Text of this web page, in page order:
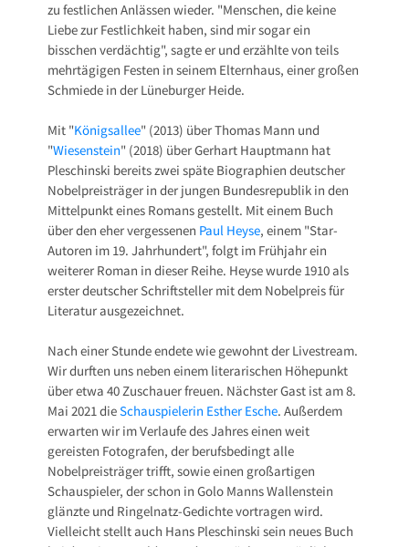
zu festlichen Anlässen wieder. "Menschen, die keine
Liebe zur Festlichkeit haben, sind mir sogar ein
bisschen verdächtig", sagte er und erzählte von teils
mehrtägigen Festen in seinem Elternhaus, einer großen
Schmiede in der Lüneburger Heide.
Mit "Königsallee" (2013) über Thomas Mann und
"Wiesenstein" (2018) über Gerhart Hauptmann hat
Pleschinski bereits zwei späte Biographien deutscher
Nobelpreisträger in der jungen Bundesrepublik in den
Mittelpunkt eines Romans gestellt. Mit einem Buch
über den eher vergessenen Paul Heyse, einem "Star-
Autoren im 19. Jahrhundert", folgt im Frühjahr ein
weiterer Roman in dieser Reihe. Heyse wurde 1910 als
erster deutscher Schriftsteller mit dem Nobelpreis für
Literatur ausgezeichnet.
Nach einer Stunde endete wie gewohnt der Livestream.
Wir durften uns neben einem literarischen Höhepunkt
über etwa 40 Zuschauer freuen. Nächster Gast ist am 8.
Mai 2021 dieSchauspielerin Esther Esche. Außerdem
erwarten wir im Verlaufe des Jahres einen weit
gereisten Fotografen, der berufsbedingt alle
Nobelpreisträger trifft, sowie einen großartigen
Schauspieler, der schon in Golo Manns Wallenstein
glänzte und Ringelnatz-Gedichte vortragen wird.
Vielleicht stellt auch Hans Pleschinski sein neues Buch